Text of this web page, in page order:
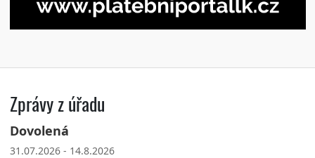
Zprávy z úřadu
Dovolená
31.07.2026 - 14.8.2026